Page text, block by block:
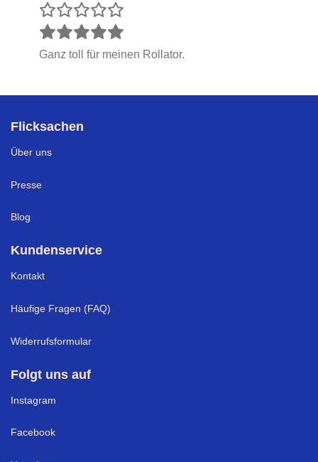
Ganz toll für meinen Rollator.
Flicksachen
Über uns
Presse
Blog
Kundenservice
Kontakt
Häufige Fragen (FAQ)
Widerrufsformular
Folgt uns auf
Instagram
Facebook